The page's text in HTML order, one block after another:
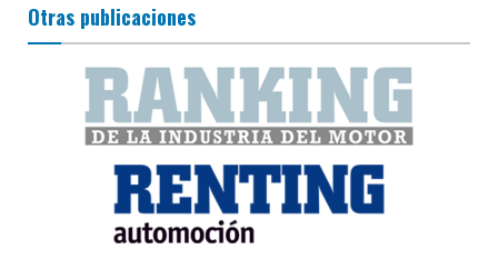
Otras publicaciones